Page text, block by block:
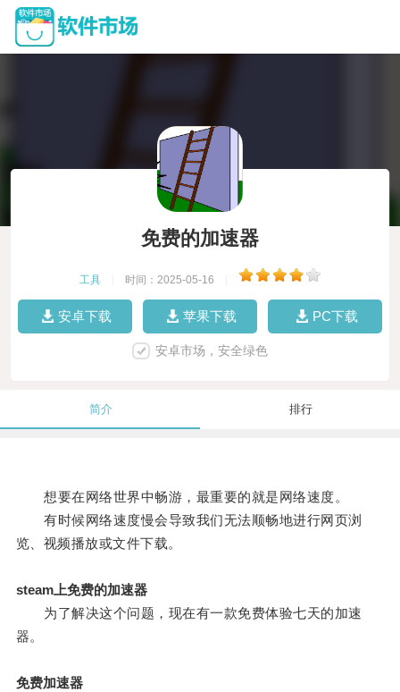
免费的加速器
工具 时间：2025-05-16
安卓下载 苹果下载 PC下载
安卓市场，安全绿色
简介 排行
想要在网络世界中畅游，最重要的就是网络速度。
有时候网络速度慢会导致我们无法顺畅地进行网页浏
览、视频播放或文件下载。
steam上免费的加速器
为了解决这个问题，现在有一款免费体验七天的加速
器。
免费加速器